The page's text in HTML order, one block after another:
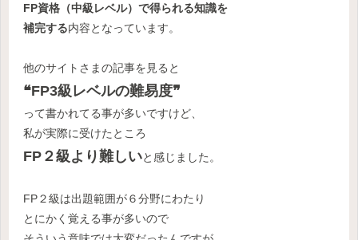
FP資格（中級レベル）で得られる知識を
補完する内容となっています。
他のサイトさまの記事を見ると
❝FP3級レベルの難易度❞
って書かれてる事が多いですけど、
私が実際に受けたところ
FP２級より難しいと感じました。
FP２級は出題範囲が６分野にわたり
とにかく覚える事が多いので